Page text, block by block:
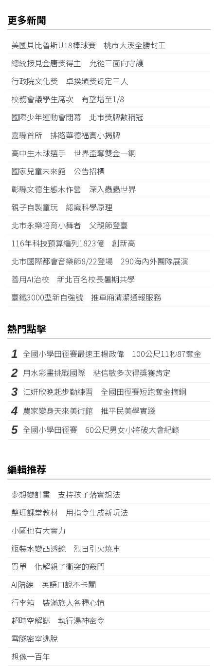
更多新聞
美國貝比魯斯U18棒球賽 桃市大溪全勝封王
總統接見金唐獎得主 允從三面向守護
行政院文化獎 卓揆頒獎肯定三人
校務會議學生席次 有望增至1/8
國際少年運動會閉幕 北市獎牌數稱冠
嘉縣首所 排路華德福實小揭牌
高中生木球選手 世界盃奪雙金一銅
國家兒童未來館 公告招標
彰縣文德生態木作營 深入蟲蟲世界
親子自製童玩 認識科學原理
北市永樂培育小舞者 父親節登臺
116年科技預算編列1823億 創新高
北市國際都會音樂節8/22登場 290海內外團隊展演
善用AI治校 新北百名校長暑期共學
臺鐵3000型新自強號 推車廂清潔通報服務
熱門點擊
1 全國小學田徑賽最速王楊政偉 100公尺11秒87奪金
2 用水彩畫挑戰國際 粘信敏多次得獎獲肯定
3 江姸欣晚起步勤練習 全國田徑賽短跑奪金摘銅
4 農家變身天來美術館 推平民美學實踐
5 全國小學田徑賽 60公尺男女小將破大會紀錄
編輯推荐
夢想變計畫 支持孩子落實想法
整理課堂教材 用指令生成新玩法
小國也有大實力
瓶裝水變凸透鏡 烈日引火燒車
買單 化解親子衝突的竅門
AI陪練 英語口說不卡關
行李箱 裝滿旅人各種心情
超時空解謎 執行湯神密令
雪隧密室逃脫
想像一百年